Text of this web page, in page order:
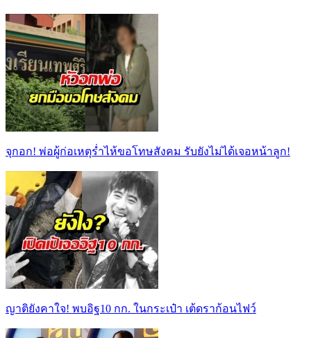
จุกอก! พ่อผู้ก่อเหตุร่ำไห้ขอโทษสังคม รับยังไม่ได้เจอหน้าลูก!
ญาติยังคาใจ! พบอิฐ10 กก. ในกระเป๋า เต้ดราก้อนไฟว์